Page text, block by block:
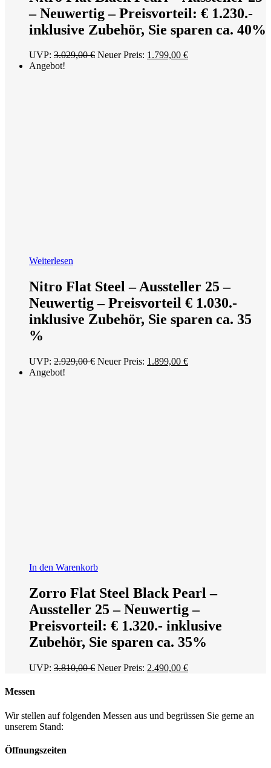
– Neuwertig – Preisvorteil: € 1.230.-
inklusive Zubehör, Sie sparen ca. 40%
UVP: 3.029,00€ Ursprünglicher
Neuer Preis: 1.799,00 €Aktueller
Angebot!
Weiterlesen
Nitro Flat Steel – Aussteller 25 –
Neuwertig – Preisvorteil € 1.030.-
inklusive Zubehör, Sie sparen ca. 35
%
UVP: 2.929,00€ Ursprünglicher
Neuer Preis: 1.899,00 €Aktueller
Angebot!
In den Warenkorb
Zorro Flat Steel Black Pearl –
Aussteller 25 – Neuwertig –
Preisvorteil: € 1.320.- inklusive
Zubehör, Sie sparen ca. 35%
UVP: 3.810,00€ Ursprünglicher
Neuer Preis: 2.490,00 €Aktueller
Messen
Wir stellen auf folgenden Messen aus und begrüssen Sie gerne an
unserem Stand:
Öffnungszeiten